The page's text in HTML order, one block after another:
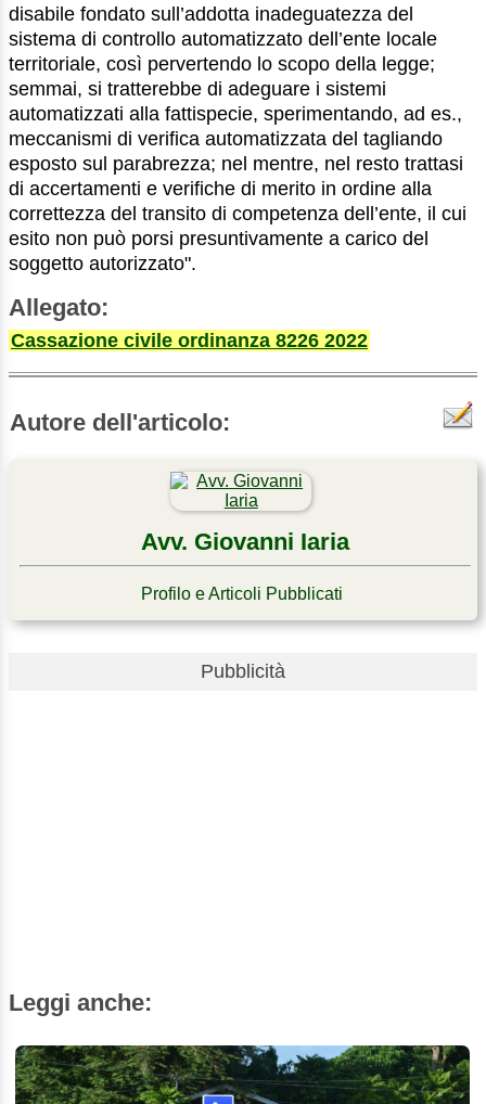
disabile fondato sull’addotta inadeguatezza del
sistema di controllo automatizzato dell’ente locale
territoriale, così pervertendo lo scopo della legge;
semmai, si tratterebbe di adeguare i sistemi
automatizzati alla fattispecie, sperimentando, ad es.,
meccanismi di verifica automatizzata del tagliando
esposto sul parabrezza; nel mentre, nel resto trattasi
di accertamenti e verifiche di merito in ordine alla
correttezza del transito di competenza dell’ente, il cui
esito non può porsi presuntivamente a carico del
soggetto autorizzato".
Allegato:
Cassazione civile ordinanza 8226 2022
Autore dell'articolo:
Avv. Giovanni Iaria
Profilo e Articoli Pubblicati
Pubblicità
Leggi anche: